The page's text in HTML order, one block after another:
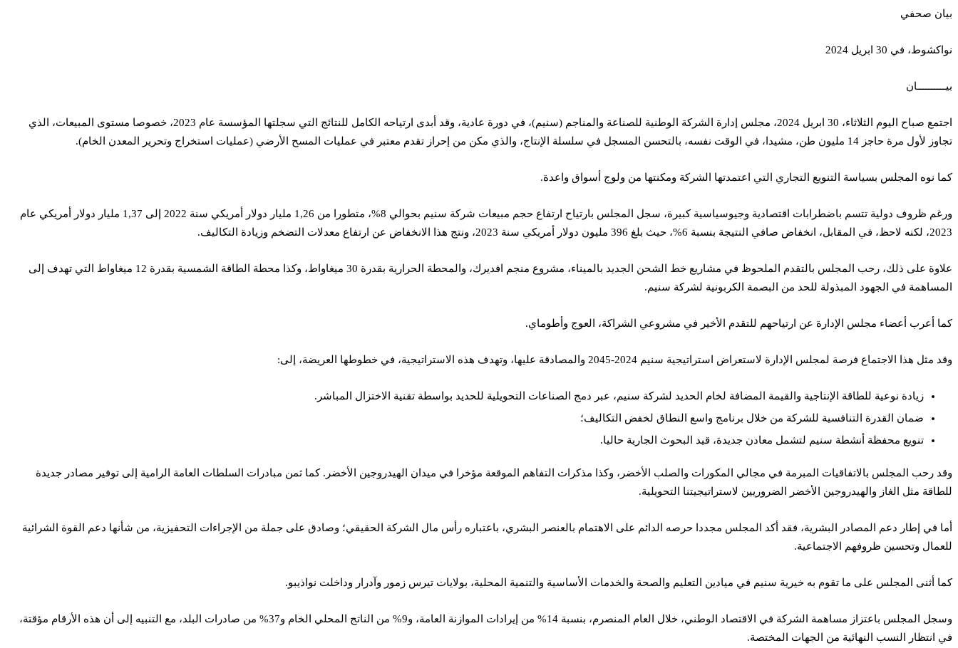
بيان صحفي
نواكشوط، في 30 ابريل 2024
بيــــــــــان
اجتمع صباح اليوم الثلاثاء، 30 ابريل 2024، مجلس إدارة الشركة الوطنية للصناعة والمناجم (سنيم)، في دورة عادية، وقد أبدى ارتياحه الكامل للنتائج التي سجلتها المؤسسة عام 2023، خصوصا مستوى المبيعات، الذي
تجاوز لأول مرة حاجز 14 مليون طن، مشيدا، في الوقت نفسه، بالتحسن المسجل في سلسلة الإنتاج، والذي مكن من إحراز تقدم معتبر في عمليات المسح الأرضي (عمليات استخراج وتحرير المعدن الخام).
كما نوه المجلس بسياسة التنويع التجاري التي اعتمدتها الشركة ومكنتها من ولوج أسواق واعدة.
ورغم ظروف دولية تتسم باضطرابات اقتصادية وجيوسياسية كبيرة، سجل المجلس بارتياح ارتفاع حجم مبيعات شركة سنيم بحوالي 8%، متطورا من 1,26 مليار دولار أمريكي سنة 2022 إلى 1,37 مليار دولار أمريكي عام
2023، لكنه لاحظ، في المقابل، انخفاض صافي النتيجة بنسبة 6%، حيث بلغ 396 مليون دولار أمريكي سنة 2023، ونتج هذا الانخفاض عن ارتفاع معدلات التضخم وزيادة التكاليف.
علاوة على ذلك، رحب المجلس بالتقدم الملحوظ في مشاريع خط الشحن الجديد بالميناء، مشروع منجم افديرك، والمحطة الحرارية بقدرة 30 ميغاواط، وكذا محطة الطاقة الشمسية بقدرة 12 ميغاواط التي تهدف إلى
المساهمة في الجهود المبذولة للحد من البصمة الكربونية لشركة سنيم.
كما أعرب أعضاء مجلس الإدارة عن ارتياحهم للتقدم الأخير في مشروعي الشراكة، العوج وأطوماي.
وقد مثل هذا الاجتماع فرصة لمجلس الإدارة لاستعراض استراتيجية سنيم 2024-2045 والمصادقة عليها، وتهدف هذه الاستراتيجية، في خطوطها العريضة، إلى:
زيادة نوعية للطاقة الإنتاجية والقيمة المضافة لخام الحديد لشركة سنيم، عبر دمج الصناعات التحويلية للحديد بواسطة تقنية الاختزال المباشر.
ضمان القدرة التنافسية للشركة من خلال برنامج واسع النطاق لخفض التكاليف؛
تنويع محفظة أنشطة سنيم لتشمل معادن جديدة، قيد البحوث الجارية حاليا.
وقد رحب المجلس بالاتفاقيات المبرمة في مجالي المكورات والصلب الأخضر، وكذا مذكرات التفاهم الموقعة مؤخرا في ميدان الهيدروجين الأخضر. كما ثمن مبادرات السلطات العامة الرامية إلى توفير مصادر جديدة
للطاقة مثل الغاز والهيدروجين الأخضر الضروريين لاستراتيجيتنا التحويلية.
أما في إطار دعم المصادر البشرية، فقد أكد المجلس مجددا حرصه الدائم على الاهتمام بالعنصر البشري، باعتباره رأس مال الشركة الحقيقي؛ وصادق على جملة من الإجراءات التحفيزية، من شأنها دعم القوة الشرائية
للعمال وتحسين ظروفهم الاجتماعية.
كما أثنى المجلس على ما تقوم به خيرية سنيم في ميادين التعليم والصحة والخدمات الأساسية والتنمية المحلية، بولايات تيرس زمور وآدرار وداخلت نواذيبو.
وسجل المجلس باعتزاز مساهمة الشركة في الاقتصاد الوطني، خلال العام المنصرم، بنسبة 14% من إيرادات الموازنة العامة، و9% من الناتج المحلي الخام و37% من صادرات البلد، مع التنبيه إلى أن هذه الأرقام مؤقتة،
في انتظار النسب النهائية من الجهات المختصة.